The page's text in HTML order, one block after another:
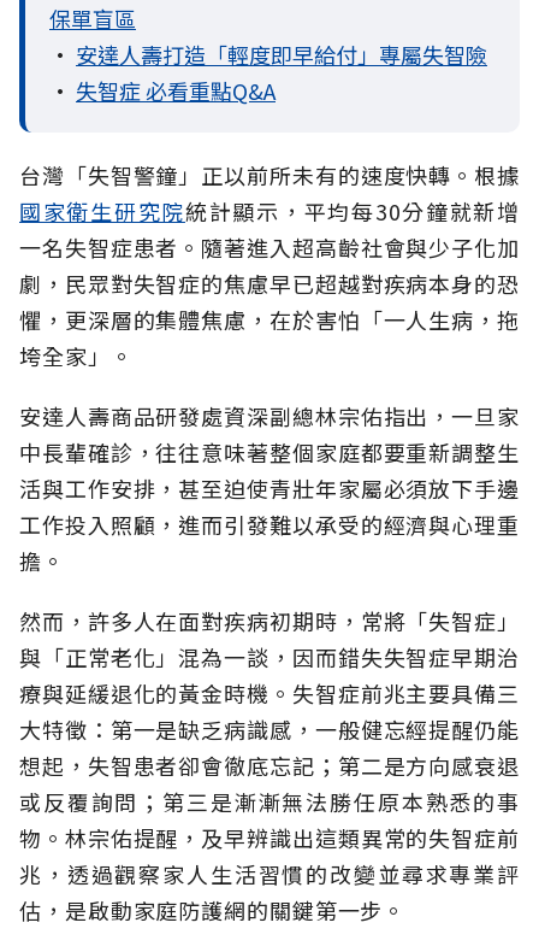
保單盲區
• 安達人壽打造「輕度即早給付」專屬失智險
• 失智症 必看重點Q&A
台灣「失智警鐘」正以前所未有的速度快轉。根據
國家衛生研究院統計顯示，平均每30分鐘就新增
一名失智症患者。隨著進入超高齡社會與少子化加
劇，民眾對失智症的焦慮早已超越對疾病本身的恐
懼，更深層的集體焦慮，在於害怕「一人生病，拖
垮全家」。
安達人壽商品研發處資深副總林宗佑指出，一旦家
中長輩確診，往往意味著整個家庭都要重新調整生
活與工作安排，甚至迫使青壯年家屬必須放下手邊
工作投入照顧，進而引發難以承受的經濟與心理重
擔。
然而，許多人在面對疾病初期時，常將「失智症」
與「正常老化」混為一談，因而錯失失智症早期治
療與延緩退化的黃金時機。失智症前兆主要具備三
大特徵：第一是缺乏病識感，一般健忘經提醒仍能
想起，失智患者卻會徹底忘記；第二是方向感衰退
或反覆詢問；第三是漸漸無法勝任原本熟悉的事
物。林宗佑提醒，及早辨識出這類異常的失智症前
兆，透過觀察家人生活習慣的改變並尋求專業評
估，是啟動家庭防護網的關鍵第一步。